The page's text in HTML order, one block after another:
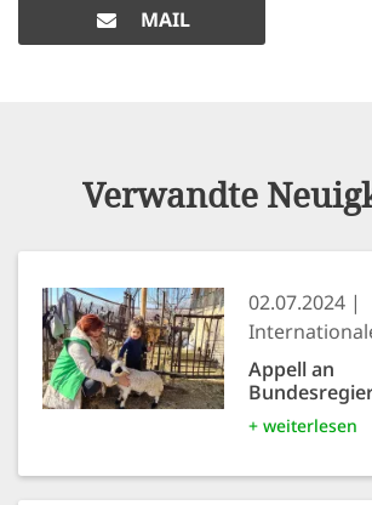
MAIL
Verwandte
02.07.2024
Appell an
+ weiterlesen